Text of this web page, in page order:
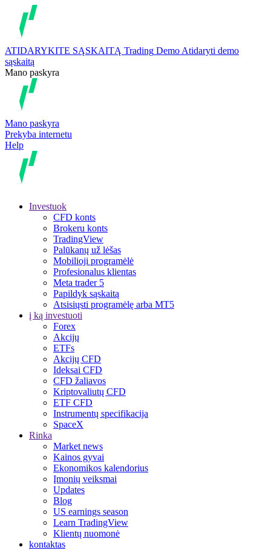
ATIDARYKITE SĄSKAITĄ Trading Demo Atidaryti demo
sąskaitą
Mano paskyra
Mano paskyra
Prekyba internetu
Help
Investuok
CFD konts
Brokeru konts
TradingView
Palūkanų už lėšas
Mobilioji programėlė
Profesionalus klientas
Meta trader 5
Papildyk sąskaitą
Atsisiųsti programėlę arba MT5
į ką investuoti
Forex
Akcijų
ETFs
Akcijų CFD
Ideksai CFD
CFD žaliavos
Kriptovaliutų CFD
ETF CFD
Instrumentų specifikacija
SpaceX
Rinka
Market news
Kainos gyvai
Ekonomikos kalendorius
Įmonių veiksmai
Updates
Blog
US earnings season
Learn TradingView
Klientų nuomonė
kontaktas